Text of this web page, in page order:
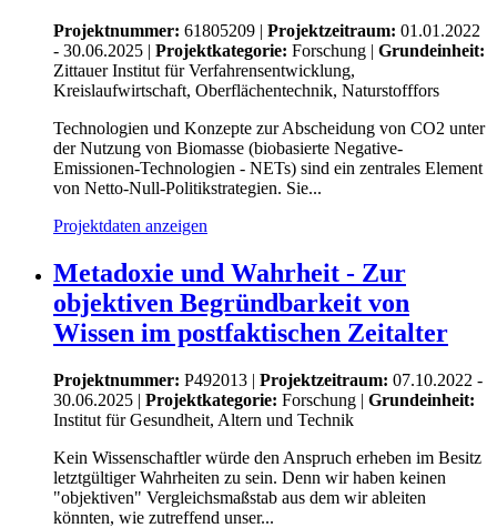
Projektnummer: 61805209 | Projektzeitraum: 01.01.2022
- 30.06.2025 | Projektkategorie: Forschung | Grundeinheit:
Zittauer Institut für Verfahrensentwicklung,
Kreislaufwirtschaft, Oberflächentechnik, Naturstofffors
Technologien und Konzepte zur Abscheidung von CO2 unter
der Nutzung von Biomasse (biobasierte Negative-
Emissionen-Technologien - NETs) sind ein zentrales Element
von Netto-Null-Politikstrategien. Sie...
Projektdaten anzeigen
Metadoxie und Wahrheit - Zur
objektiven Begründbarkeit von
Wissen im postfaktischen Zeitalter
Projektnummer: P492013 | Projektzeitraum: 07.10.2022 -
30.06.2025 | Projektkategorie: Forschung | Grundeinheit:
Institut für Gesundheit, Altern und Technik
Kein Wissenschaftler würde den Anspruch erheben im Besitz
letztgültiger Wahrheiten zu sein. Denn wir haben keinen
"objektiven" Vergleichsmaßstab aus dem wir ableiten
könnten, wie zutreffend unser...